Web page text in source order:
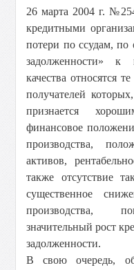
26 марта 2004 г.
кредитными
потери по ссудам,
задолженности» к
качества относятся
получателей
признается
финансовое
производства,
активов,
также отсутствие
существенное
производства,
значительный рост
задолженности.
В свою очередь,